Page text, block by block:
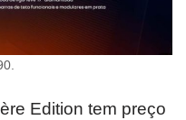
Edition tem preço